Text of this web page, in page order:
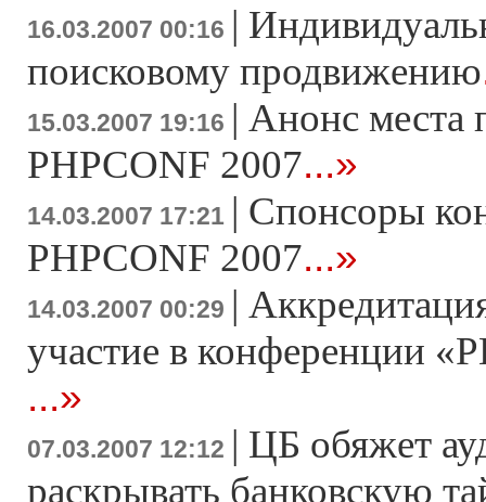
16.03.2007 00:16 |
поисковому продвижению
15.03.2007 19:16 | Анонс места
PHPCONF 2007...»
14.03.2007 17:21 | Спонсоры
PHPCONF 2007...»
14.03.2007 00:29 |
участие в конференции
...»
07.03.2007 12:12 | ЦБ обяжет
раскрывать банковскую